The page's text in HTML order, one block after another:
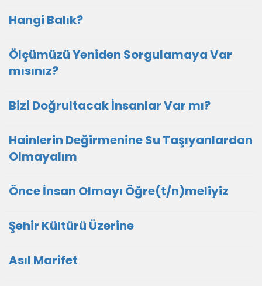
Hangi Balık?
Ölçümüzü Yeniden Sorgulamaya Var
mısınız?
Bizi Doğrultacak İnsanlar Var mı?
Hainlerin Değirmenine Su Taşıyanlardan
Olmayalım
Önce İnsan Olmayı Öğre(t/n)meliyiz
Şehir Kültürü Üzerine
Asıl Marifet